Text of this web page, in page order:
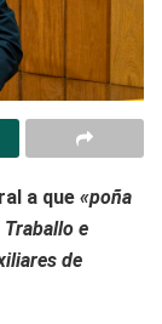
a que «poña
e
de